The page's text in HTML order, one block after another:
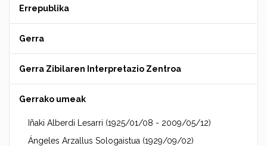
Errepublika
Gerra
Gerra Zibilaren Interpretazio Zentroa
Gerrako umeak
Iñaki Alberdi Lesarri (1925/01/08 - 2009/05/12)
Ángeles Arzallus Sologaistua (1929/09/02)